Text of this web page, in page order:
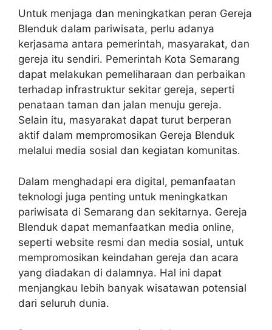
Untuk menjaga dan meningkatkan peran Gereja
Blenduk dalam pariwisata, perlu adanya
kerjasama antara pemerintah, masyarakat, dan
gereja itu sendiri. Pemerintah Kota Semarang
dapat melakukan pemeliharaan dan perbaikan
terhadap infrastruktur sekitar gereja, seperti
penataan taman dan jalan menuju gereja.
Selain itu, masyarakat dapat turut berperan
aktif dalam mempromosikan Gereja Blenduk
melalui media sosial dan kegiatan komunitas.
Dalam menghadapi era digital, pemanfaatan
teknologi juga penting untuk meningkatkan
pariwisata di Semarang dan sekitarnya. Gereja
Blenduk dapat memanfaatkan media online,
seperti website resmi dan media sosial, untuk
mempromosikan keindahan gereja dan acara
yang diadakan di dalamnya. Hal ini dapat
menjangkau lebih banyak wisatawan potensial
dari seluruh dunia.